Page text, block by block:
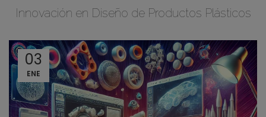
Innovación en Diseño de Productos Plásticos
03
ENE